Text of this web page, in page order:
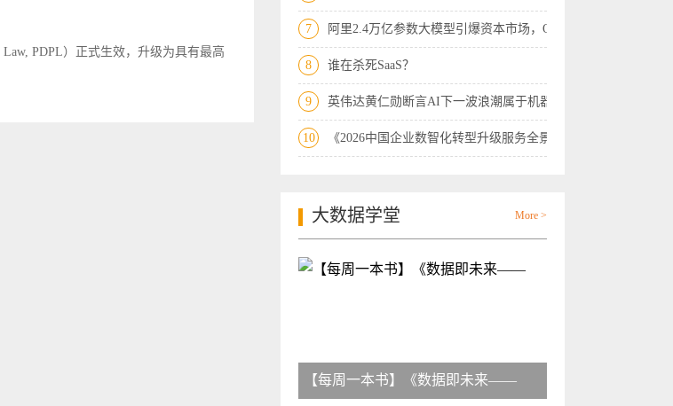
Law, PDPL）正式生效，升级为具有最高
7 阿里2.4万亿参数大模型引爆资本市场，Op
8 谁在杀死SaaS？
9 英伟达黄仁勋断言AI下一波浪潮属于机器人
10 《2026中国企业数智化转型升级服务全景图
大数据学堂 More >
【每周一本书】《数据即未来——